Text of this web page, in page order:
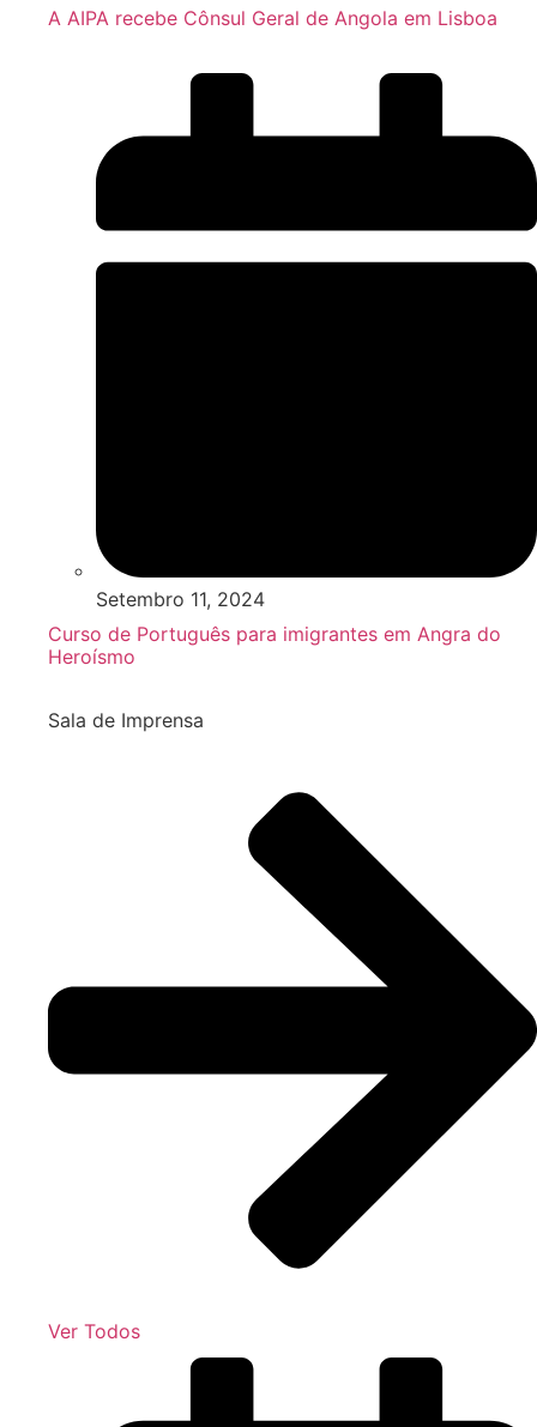
A AIPA recebe Cônsul Geral de Angola em Lisboa
Setembro 11, 2024
Curso de Português para imigrantes em Angra do
Heroísmo
Sala de Imprensa
Ver Todos